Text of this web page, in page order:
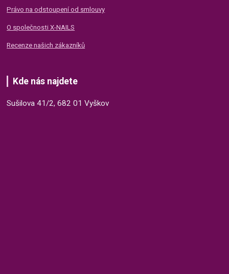
Právo na odstoupení od smlouvy
O společnosti X-NAILS
Recenze našich zákazníků
Kde nás najdete
Sušilova 41/2, 682 01 Vyškov